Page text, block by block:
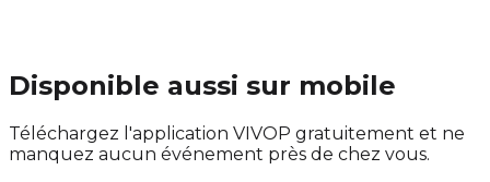
Disponible aussi sur mobile
Téléchargez l'application VIVOP gratuitement et ne
manquez aucun événement près de chez vous.